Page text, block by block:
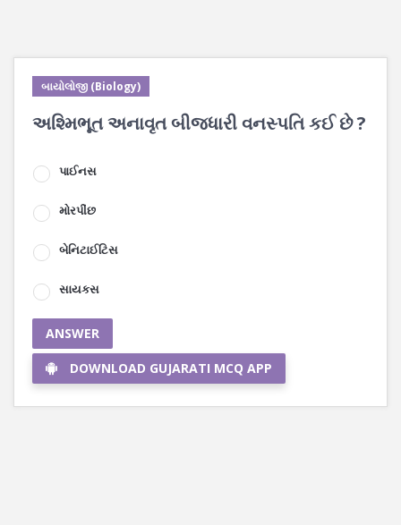
બાયોલોજી (Biology)
અશ્મિભૂત અનાવૃત બીજધારી વનસ્પતિ કઈ છે ?
પાઈનસ
મોરપીંછ
બેનિટાઈટિસ
સાયકસ
ANSWER
DOWNLOAD GUJARATI MCQ APP